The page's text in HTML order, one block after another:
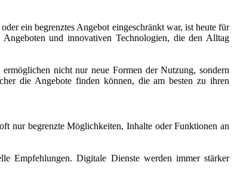
ein begrenztes Angebot eingeschränkt war, ist heute für
und innovativen Technologien, die den Alltag
nicht nur neue Formen der Nutzung, sondern
die Angebote finden können, die am besten zu ihren
nur begrenzte Möglichkeiten, Inhalte oder Funktionen an
Empfehlungen. Digitale Dienste werden immer stärker